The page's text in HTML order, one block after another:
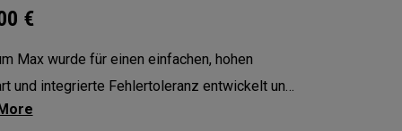
€
Max wurde für einen einfachen, hohen
und integrierte Fehlertoleranz entwickelt und
Spielern so mehr Selbstvertrauen bei jedem